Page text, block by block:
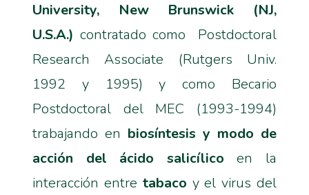
University, New Brunswick (NJ,
U.S.A.) contratado como Postdoctoral
Research Associate (Rutgers Univ.
1992 y 1995) y como Becario
Postdoctoral del MEC (1993-1994)
trabajando en biosíntesis y modo de
acción del ácido salicílico en la
interacción entre tabaco y el virus del